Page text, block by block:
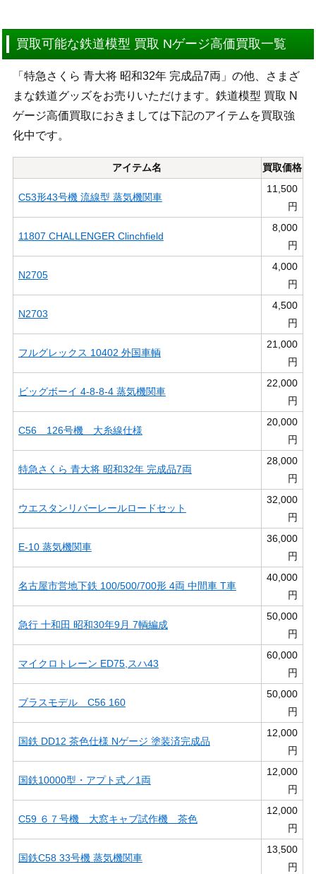
買取可能な鉄道模型 買取 Nゲージ高価買取一覧
「特急さくら 青大将 昭和32年 完成品7両」の他、さまざ
まな鉄道グッズをお売りいただけます。鉄道模型 買取 N
ゲージ高価買取におきましては下記のアイテムを買取強
化中です。
アイテム名 買取価格
C53形43号機 流線型 蒸気機関車
11,500
円
11807 CHALLENGER Clinchfield
8,000
円
N2705
4,000
円
N2703
4,500
円
フルグレックス 10402 外国車輌
21,000
円
ビッグボーイ 4-8-8-4 蒸気機関車
22,000
円
C56 126号機 大糸線仕様
20,000
円
特急さくら 青大将 昭和32年 完成品7両
28,000
円
ウエスタンリバーレールロードセット
32,000
円
E-10 蒸気機関車
36,000
円
名古屋市営地下鉄 100/500/700形 4両 中間車 T車
40,000
円
急行 十和田 昭和30年9月 7輌編成
50,000
円
マイクロトレーン ED75,スハ43
60,000
円
ブラスモデル C56 160
50,000
円
国鉄 DD12 茶色仕様 Nゲージ 塗装済完成品
12,000
円
国鉄10000型・アプト式／1両
12,000
円
C59 ６７号機 大窓キャブ試作機 茶色
12,000
円
国鉄C58 33号機 蒸気機関車
13,500
円